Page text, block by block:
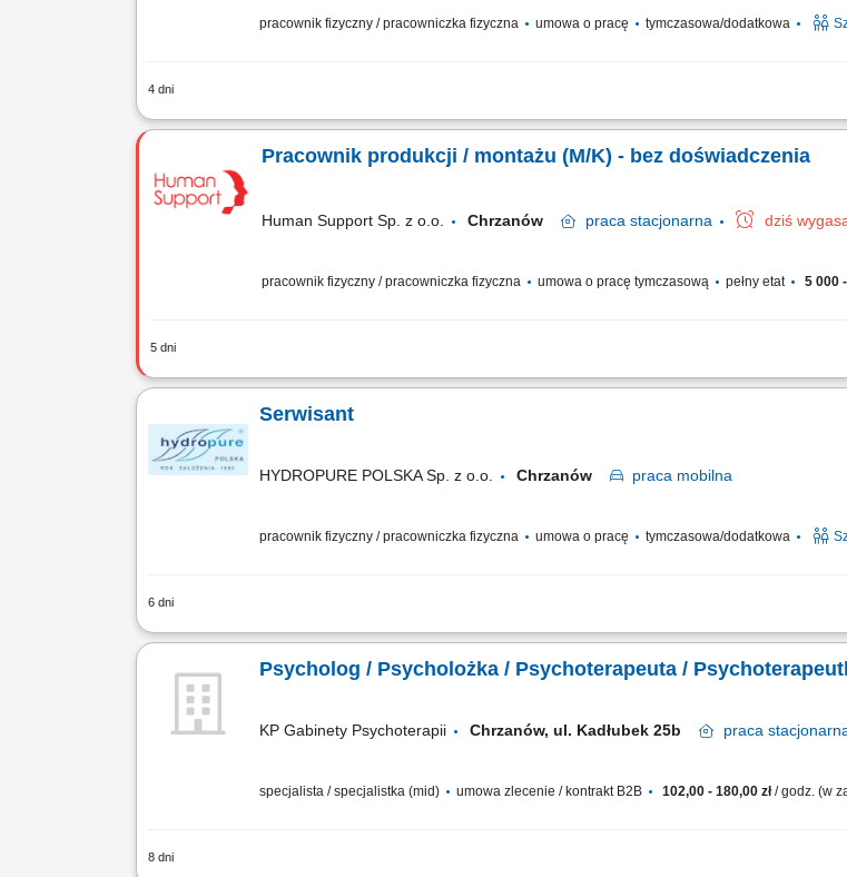
pracownik fizyczny / pracowniczka fizyczna umowa o pracę tymczasowa/dodatkowa
4 dni
Zadania w pracy: Instalacje systemów filtracji wody, Bieżąca obsługa klientów, Wykonywanie
Pracownik produkcji / montażu (M/K) - bez doświadczenia
Human Support Sp. z o.o. Chrzanów praca stacjonarna dziś
pracownik fizyczny / pracowniczka fizyczna umowa o pracę tymczasową pełny etat 5 000
5 dni
Zadania Kontrola jakości Obsługa urządzeń produkcyjnych; Prace manualne przy montażu;
Serwisant
HYDROPURE POLSKA Sp. z o.o. Chrzanów praca mobilna
pracownik fizyczny / pracowniczka fizyczna umowa o pracę tymczasowa/dodatkowa
6 dni
Główne obowiązki: montaż urządzeń do oczyszczania wody; obsługa serwisowa
Psycholog / Psycholożka / Psychoterapeuta /
KP Gabinety Psychoterapii Chrzanów, ul. Kadłubek 25b praca
specjalista / specjalistka (mid) umowa zlecenie / kontrakt B2B 102,00 - 180,00 zł/ godz. (w
8 dni